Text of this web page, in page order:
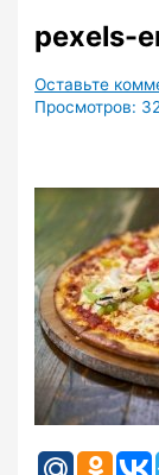
pexels-
Оставьте
Просмотров: